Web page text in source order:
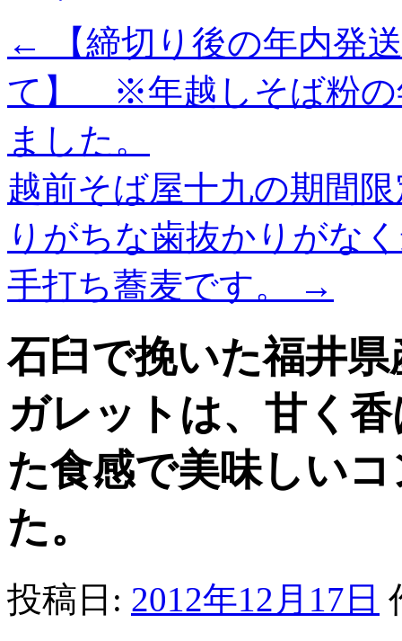
←
【締切り後の年内発
て】 ※年越しそば粉の
ました。
越前そば屋十九の期間
りがちな歯抜かりがな
手打ち蕎麦です。
→
石臼で挽いた福井
ガレットは、甘く
た食感で美味しい
た。
投稿日: 2012年12月17日